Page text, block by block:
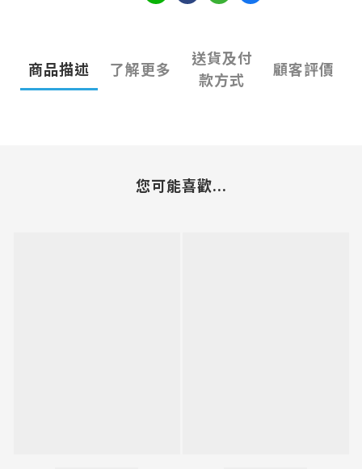
商品描述 了解更多
送貨及付
款方式
顧客評價
您可能喜歡...